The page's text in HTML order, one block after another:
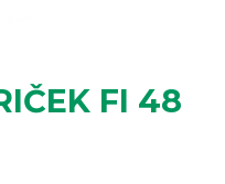
FI 48